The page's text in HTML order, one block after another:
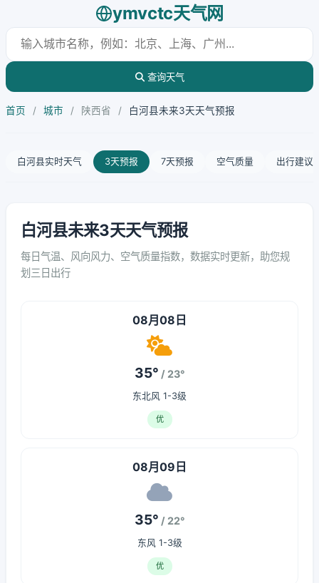
ymvctc天气网
查询天气
首页 / 城市 / 陕西省 / 白河县未来3天天气预报
白河县实时天气 3天预报 7天预报 空气质量 出行建议
白河县未来3天天气预报
每日气温、风向风力、空气质量指数，数据实时更新，助您规
划三日出行
08月08日
35° / 23°
东北风 1-3级
优
08月09日
35° / 22°
东风 1-3级
优